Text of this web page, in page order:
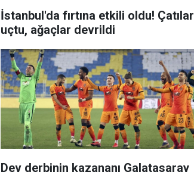
İstanbul'da fırtına etkili oldu! Çatılar
uçtu, ağaçlar devrildi
Dev derbinin kazananı Galatasaray